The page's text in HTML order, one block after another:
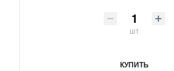
шт
КУПИТЬ